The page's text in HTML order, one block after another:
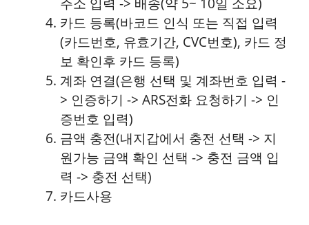
카드 등록(바코드 인식 또는 직접 입력
(카드번호, 유효기간, CVC번호), 카드 정
보 확인후 카드 등록)
계좌 연결(은행 선택 및 계좌번호 입력 -
> 인증하기 -> ARS전화 요청하기 -> 인
증번호 입력)
금액 충전(내지갑에서 충전 선택 -> 지
원가능 금액 확인 선택 -> 충전 금액 입
력 -> 충전 선택)
카드사용